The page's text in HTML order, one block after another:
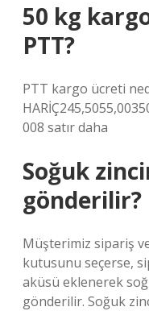
50 kg
PTT?
PTT kargo ücreti
008 satır daha
Soğuk
gönderilir?
Müşterimiz sipariş
kutusunu seçerse,
aküsü eklenerek
gönderilir. Soğuk